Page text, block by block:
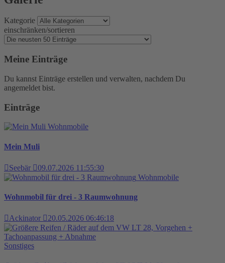
Kategorie
einschränken/sortieren
Meine Einträge
Du kannst Einträge erstellen und verwalten, nachdem Du
angemeldet bist.
Einträge
Wohnmobile
Mein Muli
Seebär
09.07.2026 11:55:30
Wohnmobile
Wohnmobil für drei - 3 Raumwohnung
Ackinator 20.05.2026 06:46:18
Sonstiges